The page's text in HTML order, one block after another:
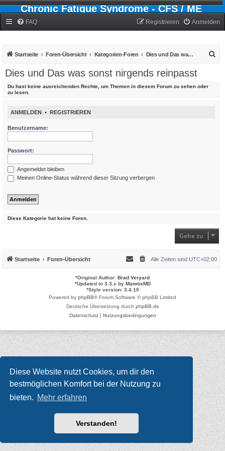
Diese Website nutzt Cookies, um dir den
bestmöglichen Komfort bei der Nutzung zu
bieten. Mehr erfahren
Verstanden!
Chronic Fatigue Syndrome - CFS / ME
FAQ Anmelden
Registrieren
Startseite Foren-Übersicht Kategorien-Foren Dies und Das was sonst nirgends reinpasst
Dies und Das was sonst nirgends reinpasst
Du hast keine ausreichenden Rechte, um Themen in diesem Forum zu sehen oder
zu lesen.
ANMELDEN • REGISTRIEREN
Benutzername:
Passwort:
Angemeldet bleiben
Meinen Online-Status während dieser Sitzung verbergen
Diese Kategorie hat keine Foren.
Gehe zu
Startseite Foren-Übersicht Alle Zeiten sind UTC+02:00
*Original Author: Brad Veryard
*Updated to 3.3.x by MannixMD
*Style version: 3.4.10
Powered by phpBB® Forum Software © phpBB Limited
Deutsche Übersetzung durch phpBB.de
Datenschutz| Nutzungsbedingungen